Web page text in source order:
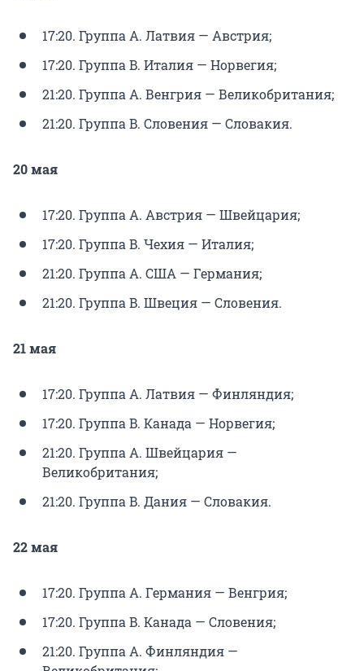
17:20. Группа A. Латвия — Австрия;
17:20. Группа B. Италия — Норвегия;
21:20. Группа A. Венгрия — Великобритания;
21:20. Группа B. Словения — Словакия.
20 мая
17:20. Группа A. Австрия — Швейцария;
17:20. Группа B. Чехия — Италия;
21:20. Группа A. США — Германия;
21:20. Группа B. Швеция — Словения.
21 мая
17:20. Группа A. Латвия — Финляндия;
17:20. Группа B. Канада — Норвегия;
21:20. Группа A. Швейцария —
Великобритания;
21:20. Группа B. Дания — Словакия.
22 мая
17:20. Группа A. Германия — Венгрия;
17:20. Группа B. Канада — Словения;
21:20. Группа A. Финляндия —